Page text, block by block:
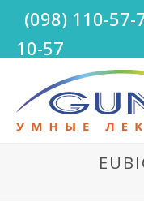
(098) 110-57-
10-57